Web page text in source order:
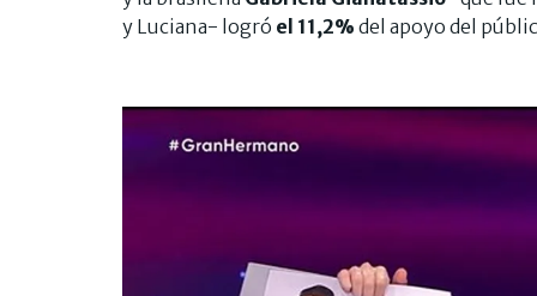
y Luciana- logró el 11,2% del apoyo del